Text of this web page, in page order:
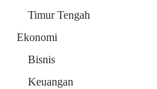
Timur Tengah
Ekonomi
Bisnis
Keuangan